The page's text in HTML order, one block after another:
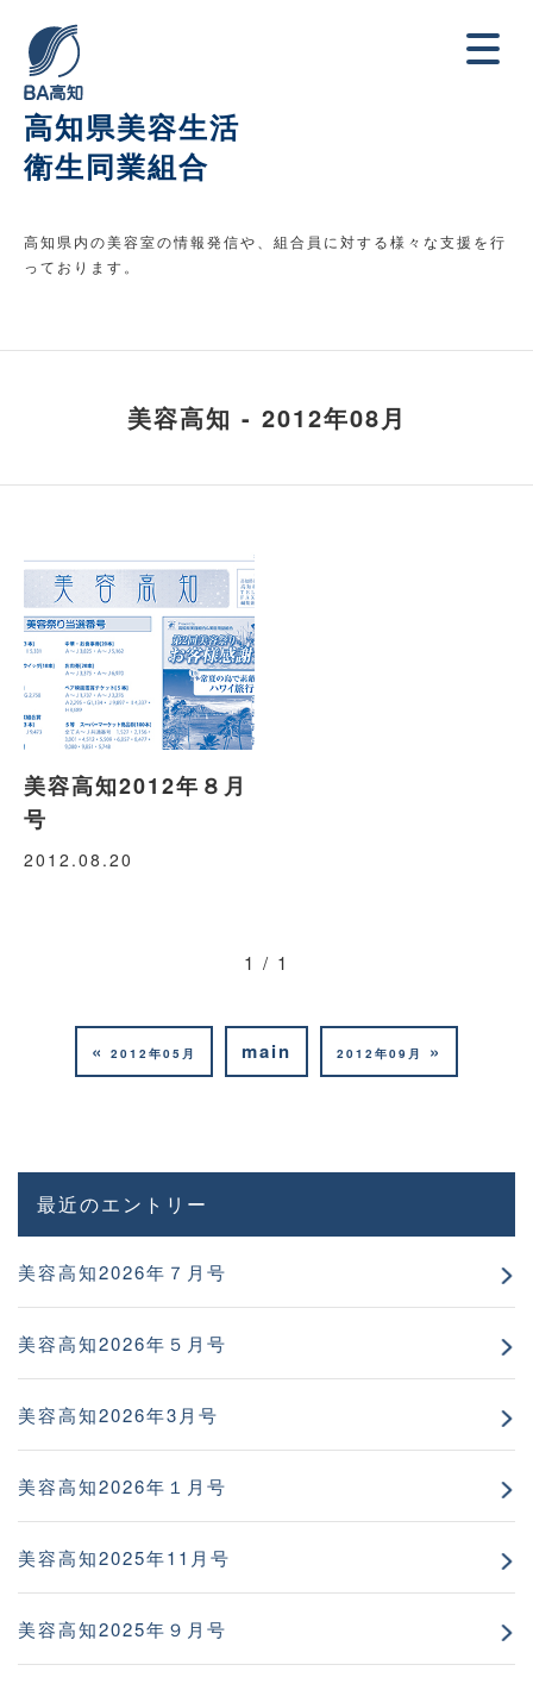
高知県美容生活
衛生同業組合
高知県内の美容室の情報発信や、組合員に対する様々な支援を行
っております。
美容高知 - 2012年08月
美容高知2012年８月
号
2012.08.20
1 / 1
« 2012年05月 main 2012年09月 »
最近のエントリー
美容高知2026年７月号
美容高知2026年５月号
美容高知2026年3月号
美容高知2026年１月号
美容高知2025年11月号
美容高知2025年９月号